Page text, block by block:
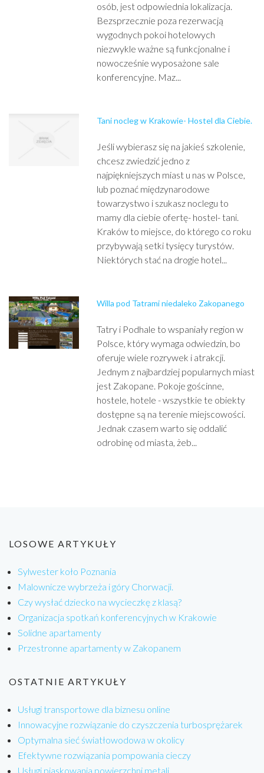
osób, jest odpowiednia lokalizacja.
Bezsprzecznie poza rezerwacją
wygodnych pokoi hotelowych
niezwykle ważne są funkcjonalne i
nowocześnie wyposażone sale
konferencyjne. Maz...
Tani nocleg w Krakowie- Hostel dla Ciebie.
Jeśli wybierasz się na jakieś szkolenie,
chcesz zwiedzić jedno z
najpiękniejszych miast u nas w Polsce,
lub poznać międzynarodowe
towarzystwo i szukasz noclegu to
mamy dla ciebie ofertę- hostel- tani.
Kraków to miejsce, do którego co roku
przybywają setki tysięcy turystów.
Niektórych stać na drogie hotel...
Willa pod Tatrami niedaleko Zakopanego
Tatry i Podhale to wspaniały region w
Polsce, który wymaga odwiedzin, bo
oferuje wiele rozrywek i atrakcji.
Jednym z najbardziej popularnych miast
jest Zakopane. Pokoje gościnne,
hostele, hotele - wszystkie te obiekty
dostępne są na terenie miejscowości.
Jednak czasem warto się oddalić
odrobinę od miasta, żeb...
LOSOWE ARTYKUŁY
Sylwester koło Poznania
Malownicze wybrzeża i góry Chorwacji.
Czy wysłać dziecko na wycieczkę z klasą?
Organizacja spotkań konferencyjnych w Krakowie
Solidne apartamenty
Przestronne apartamenty w Zakopanem
OSTATNIE ARTYKUŁY
Usługi transportowe dla biznesu online
Innowacyjne rozwiązanie do czyszczenia turbosprężarek
Optymalna sieć światłowodowa w okolicy
Efektywne rozwiązania pompowania cieczy
Usługi piaskowania powierzchni metali